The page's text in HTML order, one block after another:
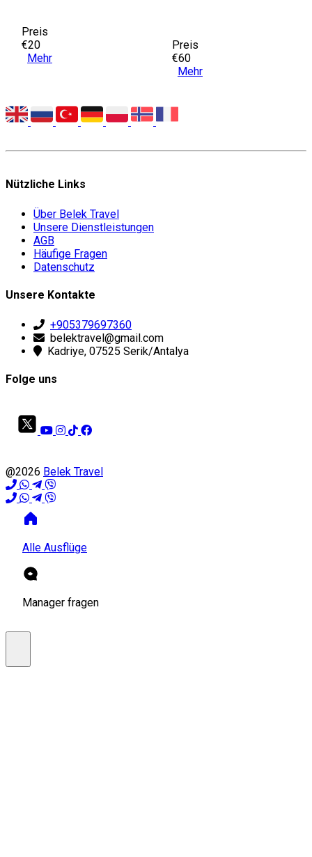
Preis
€20
Mehr
Preis
€60
Mehr
Nützliche Links
Über Belek Travel
Unsere Dienstleistungen
AGB
Häufige Fragen
Datenschutz
Unsere Kontakte
+905379697360
belektravel@gmail.com
Kadriye, 07525 Serik/Antalya
Folge uns
@2026 Belek Travel
Alle Ausflüge
Manager fragen